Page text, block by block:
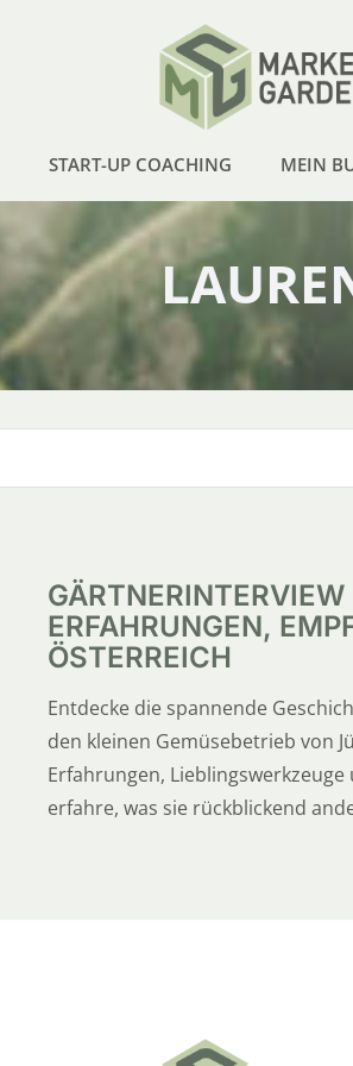
START-UP COACHING MEIN
ERFAHRUNGEN,
ÖSTERREICH
Entdecke die spannende
den kleinen Gemüsebetrieb von
Erfahrungen,
erfahre, was sie rückblickend